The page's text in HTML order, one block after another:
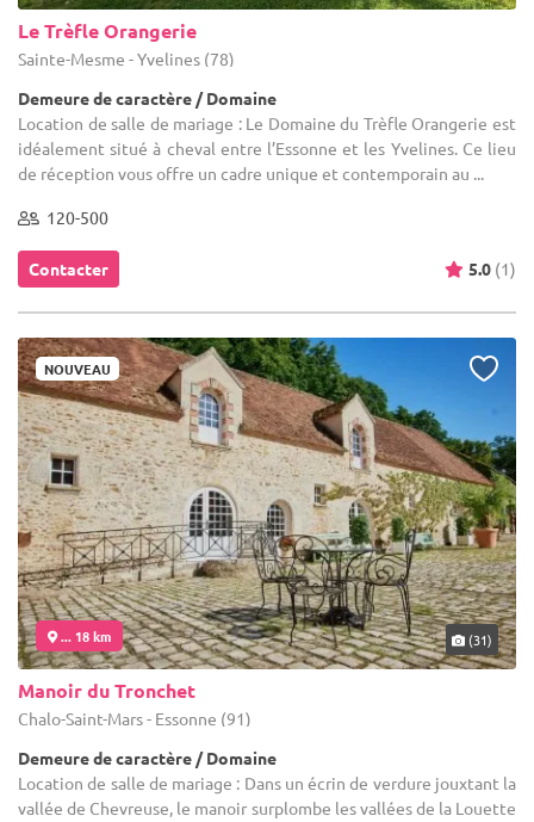
Le Trèfle Orangerie
Sainte-Mesme - Yvelines (78)
Demeure de caractère / Domaine
Location de salle de mariage : Le Domaine du Trèfle Orangerie est
idéalement situé à cheval entre l’Essonne et les Yvelines. Ce lieu
de réception vous offre un cadre unique et contemporain au ...
120-500
Contacter 5.0 (1)
NOUVEAU
... 18 km (31)
Manoir du Tronchet
Chalo-Saint-Mars - Essonne (91)
Demeure de caractère / Domaine
Location de salle de mariage : Dans un écrin de verdure jouxtant la
vallée de Chevreuse, le manoir surplombe les vallées de la Louette